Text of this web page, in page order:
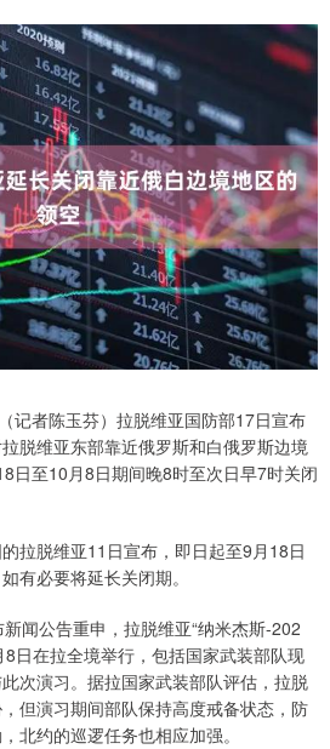
者陈玉芬）拉脱维亚国防部17日宣布
脱维亚东部靠近俄罗斯和白俄罗斯边境
日至10月8日期间晚8时至次日早7时关闭
脱维亚11日宣布，即日起至9月18日
有必要将延长关闭期。
公告重申，拉脱维亚“纳米杰斯-202
日在拉全境举行，包括国家武装部队现
次演习。据拉国家武装部队评估，拉脱
但演习期间部队保持高度戒备状态，防
北约的巡逻任务也相应加强。